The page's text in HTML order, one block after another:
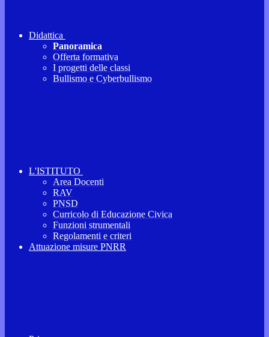
Didattica
Panoramica
Offerta formativa
I progetti delle classi
Bullismo e Cyberbullismo
L'ISTITUTO
Area Docenti
RAV
PNSD
Curricolo di Educazione Civica
Funzioni strumentali
Regolamenti e criteri
Attuazione misure PNRR